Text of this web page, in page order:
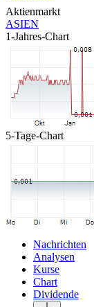
Aktienmarkt
ASIEN
1-Jahres-Chart
5-Tage-Chart
Nachrichten
Analysen
Kurse
Chart
Dividende